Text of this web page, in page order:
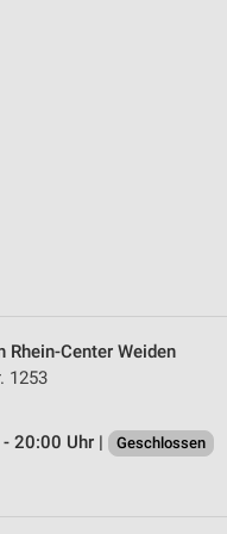
Rhein-Center Weiden
1253
20:00 Uhr |
Geschlossen